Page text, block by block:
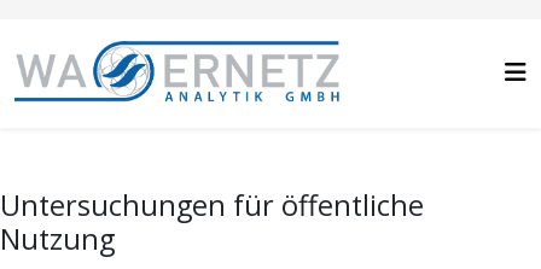
Untersuchungen für öffentliche
Nutzung